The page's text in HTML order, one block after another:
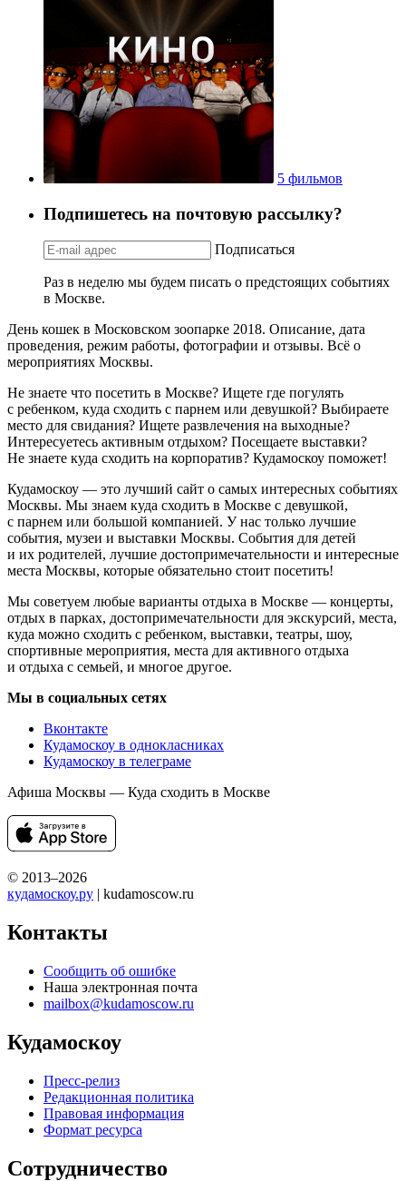
5 фильмов
Подпишетесь на почтовую рассылку?
Подписаться
Раз в неделю мы будем писать о предстоящих событиях
в Москве.
День кошек в Московском зоопарке 2018. Описание, дата
проведения, режим работы, фотографии и отзывы. Всё о
мероприятиях Москвы.
Не знаете что посетить в Москве? Ищете где погулять
с ребенком, куда сходить с парнем или девушкой? Выбираете
место для свидания? Ищете развлечения на выходные?
Интересуетесь активным отдыхом? Посещаете выставки?
Не знаете куда сходить на корпоратив? Кудамоскоу поможет!
Кудамоскоу — это лучший сайт о самых интересных событиях
Москвы. Мы знаем куда сходить в Москве с девушкой,
с парнем или большой компанией. У нас только лучшие
события, музеи и выставки Москвы. События для детей
и их родителей, лучшие достопримечательности и интересные
места Москвы, которые обязательно стоит посетить!
Мы советуем любые варианты отдыха в Москве — концерты,
отдых в парках, достопримечательности для экскурсий, места,
куда можно сходить с ребенком, выставки, театры, шоу,
спортивные мероприятия, места для активного отдыха
и отдыха с семьей, и многое другое.
Мы в социальных сетях
Вконтакте
Кудамоскоу в однокласниках
Кудамоскоу в телеграме
Афиша Москвы — Куда сходить в Москве
© 2013–2026
кудамоскоу.ру | kudamoscow.ru
Контакты
Сообщить об ошибке
Наша электронная почта
mailbox@kudamoscow.ru
Кудамоскоу
Пресс-релиз
Редакционная политика
Правовая информация
Формат ресурса
Сотрудничество